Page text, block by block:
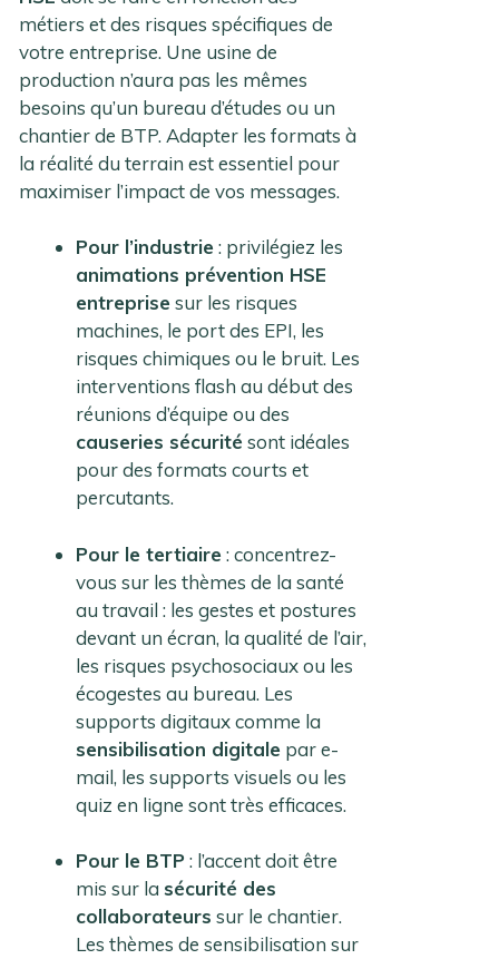
métiers et des risques spécifiques de
votre entreprise. Une usine de
production n’aura pas les mêmes
besoins qu’un bureau d’études ou un
chantier de BTP. Adapter les formats à
la réalité du terrain est essentiel pour
maximiser l’impact de vos messages.
Pour l’industrie : privilégiez les
animations prévention HSE
entreprise sur les risques
machines, le port des EPI, les
risques chimiques ou le bruit. Les
interventions flash au début des
réunions d’équipe ou des
causeries sécurité sont idéales
pour des formats courts et
percutants.
Pour le tertiaire : concentrez-
vous sur les thèmes de la santé
au travail : les gestes et postures
devant un écran, la qualité de l’air,
les risques psychosociaux ou les
écogestes au bureau. Les
supports digitaux comme la
sensibilisation digitale par e-
mail, les supports visuels ou les
quiz en ligne sont très efficaces.
Pour le BTP : l’accent doit être
mis sur lasécurité des
collaborateurs sur le chantier.
Les thèmes de sensibilisation sur